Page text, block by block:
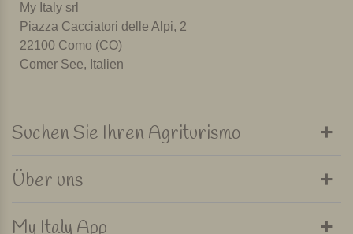
My Italy srl
Piazza Cacciatori delle Alpi, 2
22100 Como (CO)
Comer See, Italien
Suchen Sie Ihren Agriturismo
Über uns
My Italy App